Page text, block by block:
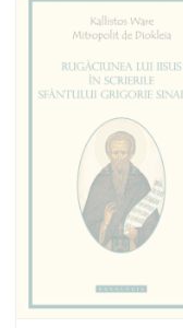
Adaugă în coș Wishlist